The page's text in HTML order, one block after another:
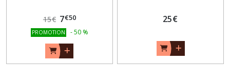
15€ 7€50
PROMOTION -50 %
25€